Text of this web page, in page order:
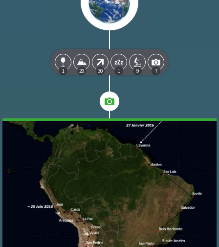
1 29 30 1 9 7